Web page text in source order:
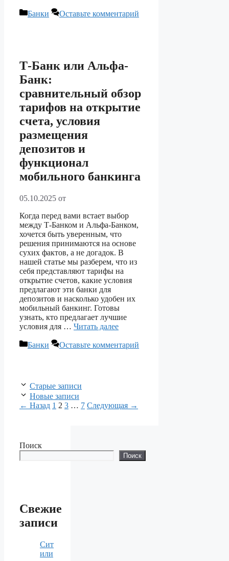
Рубрики
Банки Оставьте комментарий
Т-Банк или Альфа-
Банк:
сравнительный обзор
тарифов на открытие
счета, условия
размещения
депозитов и
функционал
мобильного банкинга
05.10.2025 от
Когда перед вами встает выбор
между Т-Банком и Альфа-Банком,
хочется быть уверенным, что
решения принимаются на основе
сухих фактов, а не догадок. В
нашей статье мы разберем, что из
себя представляют тарифы на
открытие счетов, какие условия
предлагают эти банки для
депозитов и насколько удобен их
мобильный банкинг. Готовы
узнать, кто предлагает лучшие
условия для … Читать далее
Рубрики
Банки Оставьте комментарий
Старые записи
Новые записи
← Назад Страница
1 Страница
2 Страница
3 … Страница
7 Следующая →
Поиск
Поиск
Свежие
записи
Сит
или